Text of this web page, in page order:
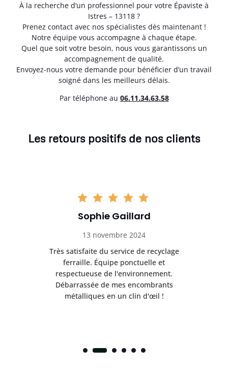
À la recherche d’un professionnel pour votre Épaviste à
Istres – 13118 ?
Prenez contact avec nos spécialistes dès maintenant !
Notre équipe vous accompagne à chaque étape.
Quel que soit votre besoin, nous vous garantissons un
accompagnement de qualité.
Envoyez-nous votre demande pour bénéficier d’un travail
soigné dans les meilleurs délais.
Par téléphone au 06.11.34.63.58
Les retours positifs de nos clients
Sophie Gaillard
13 novembre 2024
Très satisfaite du service de recyclage
ferraille. Équipe ponctuelle et
respectueuse de l'environnement.
Débarrassée de mes encombrants
métalliques en un clin d'œil !